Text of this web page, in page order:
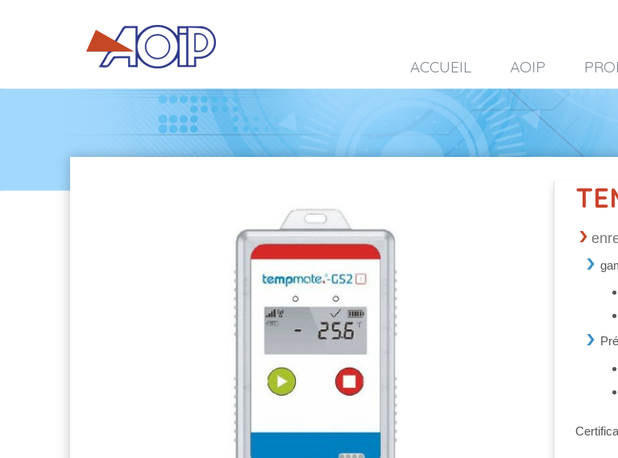
ACCUEIL AOIP